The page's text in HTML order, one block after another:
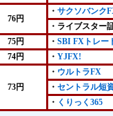
76円
・ サクソバンク
・ライブスター
75円 ・ SBI FXトレー
74円 ・ YJFX!
73円
・ ウルトラFX
・ セントラル短
・ くりっく365